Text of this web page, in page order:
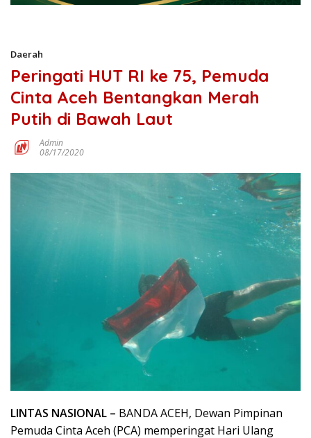
Daerah
Peringati HUT RI ke 75, Pemuda
Cinta Aceh Bentangkan Merah
Putih di Bawah Laut
Admin
08/17/2020
LINTAS NASIONAL – BANDA ACEH, Dewan Pimpinan
Pemuda Cinta Aceh (PCA) memperingat Hari Ulang